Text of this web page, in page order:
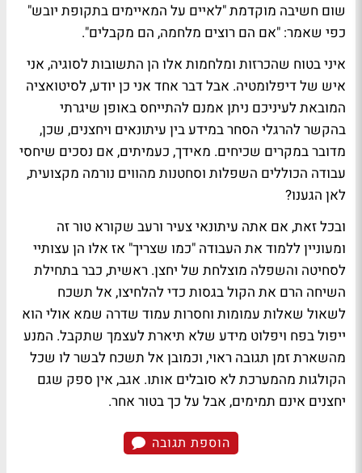
שום חשיבה מוקדמת "לאיים על המאיימים בתקופת יובש"
כפי שאמר: "אם הם רוצים מלחמה, הם מקבלים".
איני בטוח שהכרזות ומלחמות אלו הן התשובות לסוגיה, אני
איש של דיפלומטיה. אבל דבר אחד אני כן יודע, לסיטואציה
המובאת לעיניכם ניתן אמנם להתייחס באופן שיגרתי
בהקשר להרגלי הסחר במידע בין עיתונאים ויחצנים, שכן,
מדובר במקרים שכיחים. מאידך, כעמיתים, אם נסכים שיחסי
עבודה הכוללים השפלות וסחטנות מהווים נורמה מקצועית,
לאן הגענו?
ובכל זאת, אם אתה עיתונאי צעיר ורעב שקורא טור זה
ומעוניין ללמוד את העבודה "כמו שצריך" אז אלו הן עצותיי
לסחיטה והשפלה מוצלחת של יחצן. ראשית, כבר בתחילת
השיחה הרם את הקול בגסות כדי להלחיצו, אל תשכח
לשאול שאלות עמומות וחסרות עמוד שדרה שמא אולי הוא
ייפול בפח ויפלוט מידע שלא תיארת לעצמך שתקבל. המנע
מהשארת זמן תגובה ראוי, וכמובן אל תשכח לבשר לו שכל
הקולגות מהמערכת לא סובלים אותו. אגב, אין ספק שגם
יחצנים אינם תמימים, אבל על כך בטור אחר.
הוספת תגובה